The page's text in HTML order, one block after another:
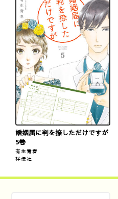
婚姻届に判を捺しただけですが
5巻
有生青春
祥伝社